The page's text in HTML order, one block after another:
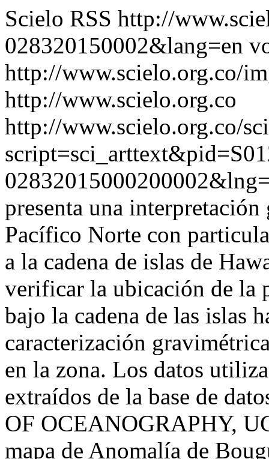
Scielo RSS http://
028320150002&lang=en
http://www.scielo.org.co/
http://www.scielo.org.co
http://www.scielo.org.co/
presenta una
Pacífico Norte con
a la cadena de islas de
verificar la ubicación de la
bajo la cadena de las islas
caracterización
en la zona. Los datos
extraídos de la base de
OF OCEANOGRAPHY,
mapa de Anomalía de